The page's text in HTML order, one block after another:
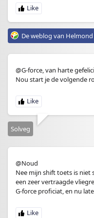
De weblog van Helmond
@G-force, van harte
Nou start je de volgende
Solveg
@Noud
Nee mijn shift toets is niet
een zeer vertraagde
G-force proficiat, en nu